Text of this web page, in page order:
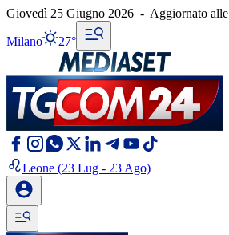
Giovedì 25 Giugno 2026 - Aggiornato alle
Milano 27°
Leone (23 Lug - 23 Ago)